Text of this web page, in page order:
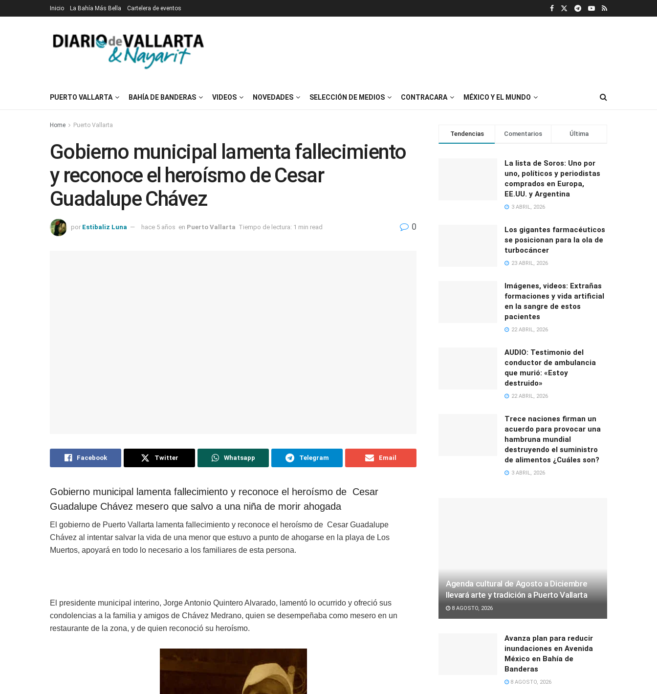
Inicio La Bahía Más Bella Cartelera de eventos
PUERTO VALLARTA BAHÍA DE BANDERAS VIDEOS NOVEDADES SELECCIÓN DE MEDIOS CONTRACARA MÉXICO Y EL MUNDO
Home Puerto Vallarta
Gobierno municipal lamenta fallecimiento
y reconoce el heroísmo de Cesar
Guadalupe Chávez
por Estibaliz Luna hace 5 años en Puerto Vallarta Tiempo de lectura: 1 min read 0
Facebook Twitter Whatsapp Telegram Email
Gobierno municipal lamenta fallecimiento y reconoce el heroísmo de Cesar
Guadalupe Chávez mesero que salvo a una niña de morir ahogada
El gobierno de Puerto Vallarta l amenta fallecimiento y reconoce el heroísmo de Cesar Guadalupe
Chávez al intentar salvar la vida de una menor que estuvo a punto de ahogarse en la playa de Los
Muertos, apoyará en todo lo necesario a los familiares de esta persona.
El presidente municipal interino, Jorge Antonio Quintero Alvarado, lamentó lo ocurrido y ofreció sus
condolencias a la familia y amigos de Chávez Medrano, quien se desempeñaba como mesero en un
restaurante de la zona, y de quien reconoció su heroísmo.
Tendencias Comentarios Última
La lista de Soros: Uno por
uno, políticos y periodistas
comprados en Europa,
EE.UU. y Argentina
3 ABRIL, 2026
Los gigantes farmacéuticos
se posicionan para la ola de
turbocáncer
23 ABRIL, 2026
Imágenes, videos: Extrañas
formaciones y vida artificial
en la sangre de estos
pacientes
22 ABRIL, 2026
AUDIO: Testimonio del
conductor de ambulancia
que murió: «Estoy
destruido»
22 ABRIL, 2026
Trece naciones firman un
acuerdo para provocar una
hambruna mundial
destruyendo el suministro
de alimentos ¿Cuáles son?
3 ABRIL, 2026
Agenda cultural de Agosto a Diciembre
llevará arte y tradición a Puerto Vallarta
8 AGOSTO, 2026
Avanza plan para reducir
inundaciones en Avenida
México en Bahía de
Banderas
8 AGOSTO, 2026